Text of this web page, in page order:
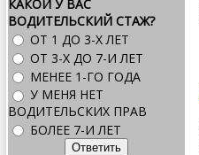
КАКОЙ У ВАС
ВОДИТЕЛЬСКИЙ СТАЖ?
ОТ 1 ДО 3-Х ЛЕТ
ОТ 3-Х ДО 7-И ЛЕТ
МЕНЕЕ 1-ГО ГОДА
У МЕНЯ НЕТ
ВОДИТЕЛЬСКИХ ПРАВ
БОЛЕЕ 7-И ЛЕТ